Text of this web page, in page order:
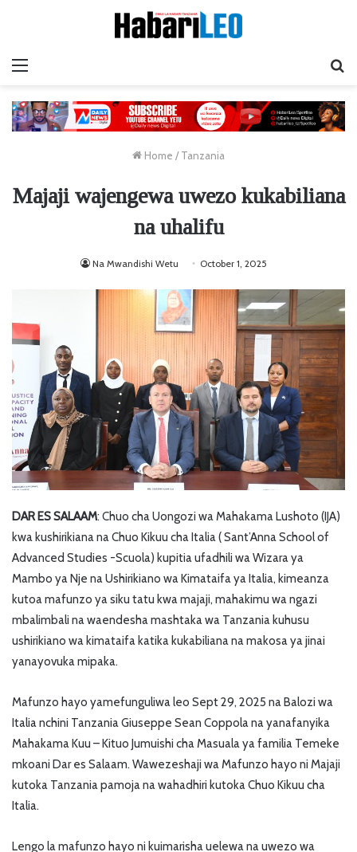
Home / Tanzania
Majaji wajengewa uwezo kukabiliana
na uhalifu
Na Mwandishi Wetu October 1, 2025
DAR ES SALAAM: Chuo cha Uongozi wa Mahakama Lushoto (IJA)
kwa kushirikiana na Chuo Kikuu cha Italia ( Sant’Anna School of
Advanced Studies -Scuola) kupitia ufadhili wa Wizara ya
Mambo ya Nje na Ushirikiano wa Kimataifa ya Italia, kimeanza
kutoa mafunzo ya siku tatu kwa majaji, mahakimu wa ngazi
mbalimbali na waendesha mashtaka wa Tanzania kuhusu
ushirikiano wa kimataifa katika kukabiliana na makosa ya jinai
yanayovuka mipaka.
Mafunzo hayo yamefunguliwa leo Sept 29, 2025 na Balozi wa
Italia nchini Tanzania Giuseppe Sean Coppola na yanafanyika
Mahakama Kuu – Kituo Jumuishi cha Masuala ya familia Temeke
mkoani Dar es Salaam. Wawezeshaji wa Mafunzo hayo ni Majaji
kutoka Tanzania pamoja na wahadhiri kutoka Chuo Kikuu cha
Italia.
Lengo la mafunzo hayo ni kuimarisha uelewa na uwezo wa